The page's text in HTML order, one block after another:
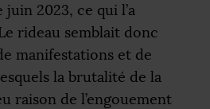
2023, ce qui l’a
rideau semblait donc
manifestations et de
la brutalité de la
raison de l’engouement